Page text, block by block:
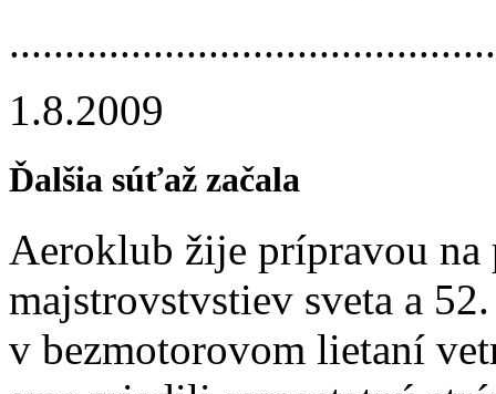
1.8.2009
Ďalšia súťaž začala
Aeroklub žije prípravou na
majstrovstvstiev sveta a
v bezmotorovom lietaní